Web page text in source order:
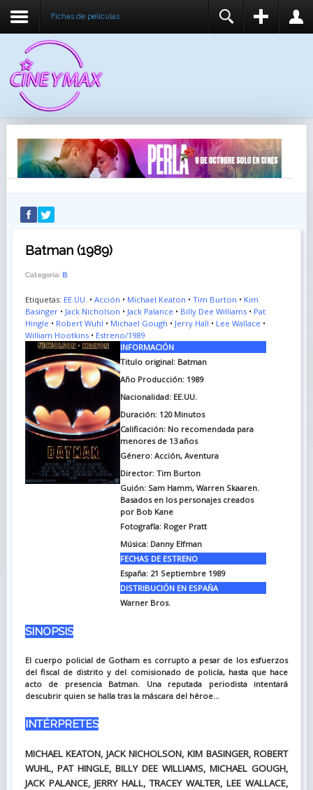
Fichas de peliculas
RECUÉRDEME
IDENTIFICARSE
REGISTER
Batman (1989)
Categoría: B
Etiquetas: EE.UU. • Acción • Michael Keaton • Tim Burton • Kim
Basinger• Jack Nicholson • Jack Palance • Billy Dee Williams• Pat
Hingle • Robert Wuhl • Michael Gough • Jerry Hall • Lee Wallace •
William Hootkins• Estreno/1989
INFORMACIÓN
Titulo original: Batman
Año Producción: 1989
Nacionalidad: EE.UU.
Duración: 120 Minutos
Calificación: No recomendada para
menores de 13 años
Género: Acción, Aventura
Director: Tim Burton
Guión: Sam Hamm, Warren Skaaren.
Basados en los personajes creados
por Bob Kane
Fotografía: Roger Pratt
Música: Danny Elfman
FECHAS DE ESTRENO
España: 21 Septiembre 1989
DISTRIBUCIÓN EN ESPAÑA
Warner Bros.
SINOPSIS
El cuerpo policial de Gotham es corrupto a pesar de los esfuerzos
del fiscal de distrito y del comisionado de policía, hasta que hace
acto de presencia Batman. Una reputada periodista intentará
descubrir quien se halla tras la máscara del héroe...
INTÉRPRETES
MICHAEL KEATON, JACK NICHOLSON, KIM BASINGER, ROBERT
WUHL, PAT HINGLE, BILLY DEE WILLIAMS, MICHAEL GOUGH,
JACK PALANCE, JERRY HALL, TRACEY WALTER, LEE WALLACE,